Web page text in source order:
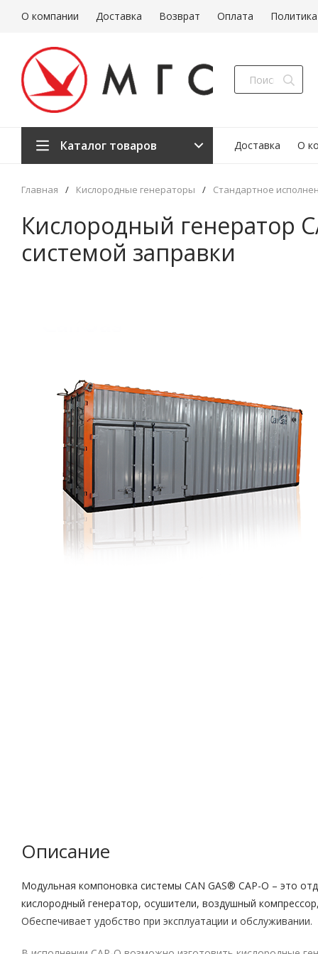
О компании Доставка Возврат Оплата
Каталог товаров Доставка О
Главная / Кислородные генераторы / Стандартное
Кислородный генератор
системой заправки
Описание
Модульная компоновка системы CAN GAS® CAP-O – это
кислородный генератор, осушители, воздушный
Обеспечивает удобство при эксплуатации и обслуживании.